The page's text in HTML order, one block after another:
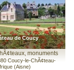
de Coucy
monuments
Coucy-le-ChÃ¢teau-
(Aisne)